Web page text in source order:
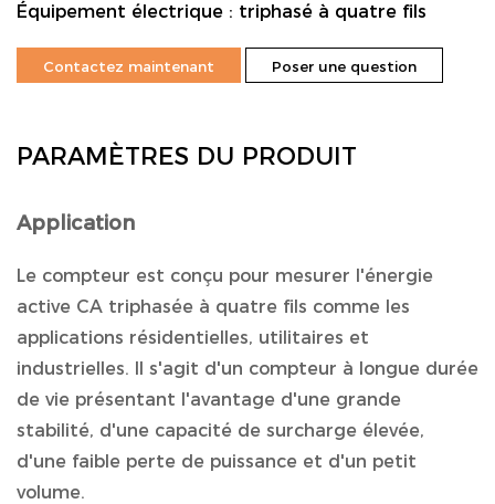
Équipement électrique : triphasé à quatre fils
Contactez maintenant Poser une question
PARAMÈTRES DU PRODUIT
Application
Le compteur est conçu pour mesurer l'énergie
active CA triphasée à quatre fils comme les
applications résidentielles, utilitaires et
industrielles. Il s'agit d'un compteur à longue durée
de vie présentant l'avantage d'une grande
stabilité, d'une capacité de surcharge élevée,
d'une faible perte de puissance et d'un petit
volume.